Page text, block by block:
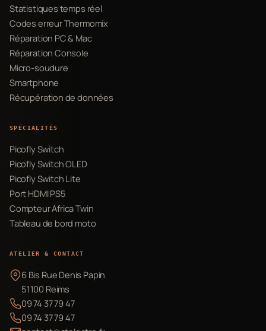
Statistiques temps réel
Codes erreur Thermomix
Réparation PC & Mac
Réparation Console
Micro-soudure
Smartphone
Récupération de données
SPÉCIALITÉS
Picofly Switch
Picofly Switch OLED
Picofly Switch Lite
Port HDMI PS5
Compteur Africa Twin
Tableau de bord moto
ATELIER & CONTACT
6 Bis Rue Denis Papin
51100 Reims
09 74 37 79 47
09 74 37 79 47